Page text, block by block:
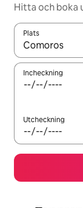
Hitta och boka
Plats
När resultaten
Incheckning
Utcheckning